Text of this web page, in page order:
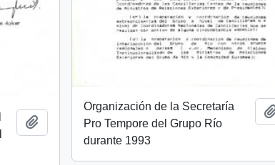
Organización de la Secretaría
Pro Tempore del Grupo Río
durante 1993
Añadir al portapapeles